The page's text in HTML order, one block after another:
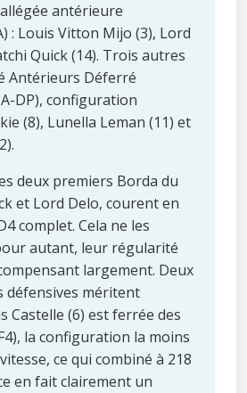
antérieure
: Louis Vitton Mijo (3), Lord
Quick (14). Trois autres
Antérieurs Déferré
DP), configuration
(8), Lunella Leman (11) et
deux premiers Borda du
et Lord Delo, courent en
complet. Cela ne les
autant, leur régularité
largement. Deux
défensives méritent
Castelle (6) est ferrée des
la configuration la moins
ce qui combiné à 218
en fait clairement un